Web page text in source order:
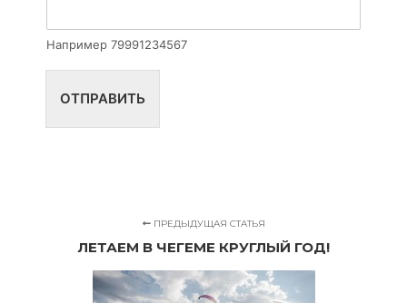
е
л
Например 79991234567
ОТПРАВИТЬ
ПРЕДЫДУЩАЯ СТАТЬЯ
ЛЕТАЕМ В ЧЕГЕМЕ КРУГЛЫЙ ГОД!